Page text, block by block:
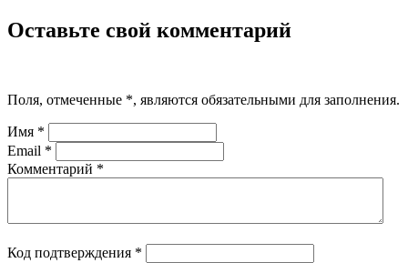
Оставьте свой комментарий
Поля, отмеченные *, являются обязательными для заполнения.
Имя *
Email *
Комментарий *
Код подтверждения *